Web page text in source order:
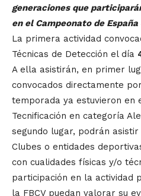
generaciones que
en el Campeonato de
La primera actividad
Técnicas de Detección el día
A ella asistirán, en primer
convocados directamente
temporada ya estuvieron en
Tecnificación en categoría
segundo lugar, podrán
Clubes o entidades
con cualidades físicas y/o
participación en la actividad
la FBCV puedan valorar su